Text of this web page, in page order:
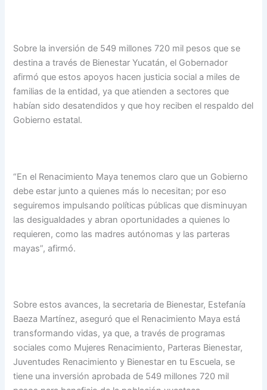
Sobre la inversión de 549 millones 720 mil pesos que se
destina a través de Bienestar Yucatán, el Gobernador
afirmó que estos apoyos hacen justicia social a miles de
familias de la entidad, ya que atienden a sectores que
habían sido desatendidos y que hoy reciben el respaldo del
Gobierno estatal.
“En el Renacimiento Maya tenemos claro que un Gobierno
debe estar junto a quienes más lo necesitan; por eso
seguiremos impulsando políticas públicas que disminuyan
las desigualdades y abran oportunidades a quienes lo
requieren, como las madres autónomas y las parteras
mayas”, afirmó.
Sobre estos avances, la secretaria de Bienestar, Estefanía
Baeza Martínez, aseguró que el Renacimiento Maya está
transformando vidas, ya que, a través de programas
sociales como Mujeres Renacimiento, Parteras Bienestar,
Juventudes Renacimiento y Bienestar en tu Escuela, se
tiene una inversión aprobada de 549 millones 720 mil